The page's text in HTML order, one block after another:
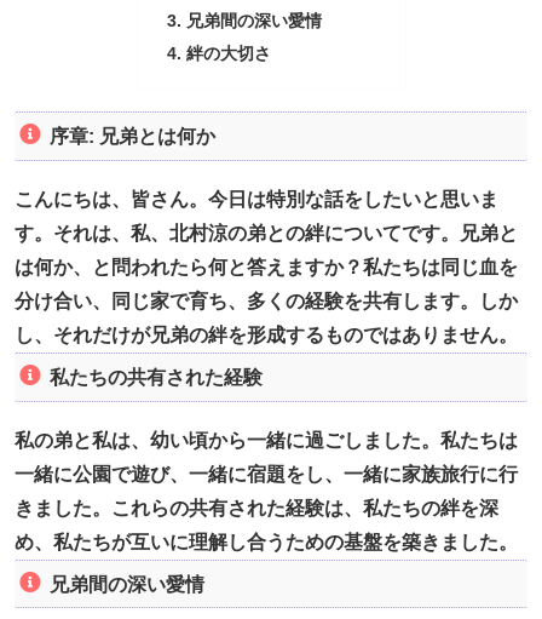
兄弟間の深い愛情
絆の大切さ
序章: 兄弟とは何か
こんにちは、皆さん。今日は特別な話をしたいと思いま
す。それは、私、北村涼の弟との絆についてです。兄弟と
は何か、と問われたら何と答えますか？私たちは同じ血を
分け合い、同じ家で育ち、多くの経験を共有します。しか
し、それだけが兄弟の絆を形成するものではありません。
私たちの共有された経験
私の弟と私は、幼い頃から一緒に過ごしました。私たちは
一緒に公園で遊び、一緒に宿題をし、一緒に家族旅行に行
きました。これらの共有された経験は、私たちの絆を深
め、私たちが互いに理解し合うための基盤を築きました。
兄弟間の深い愛情